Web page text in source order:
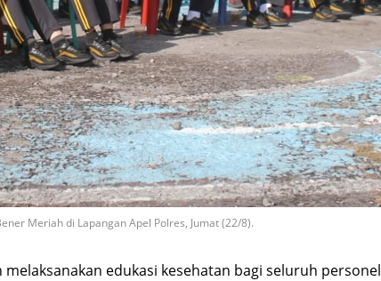
Meriah di Lapangan Apel Polres, Jumat (22/8).
melaksanakan edukasi kesehatan bagi seluruh personel